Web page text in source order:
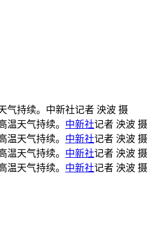
气持续。中新社记者 泱波 摄
温天气持续。 中新社记者 泱波 摄
温天气持续。 中新社记者 泱波 摄
温天气持续。 中新社记者 泱波 摄
温天气持续。 中新社记者 泱波 摄